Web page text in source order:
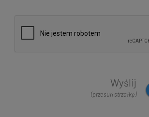
Wyślij
(przesuń strzałkę)